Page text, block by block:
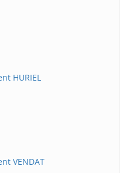
HURIEL
VENDAT